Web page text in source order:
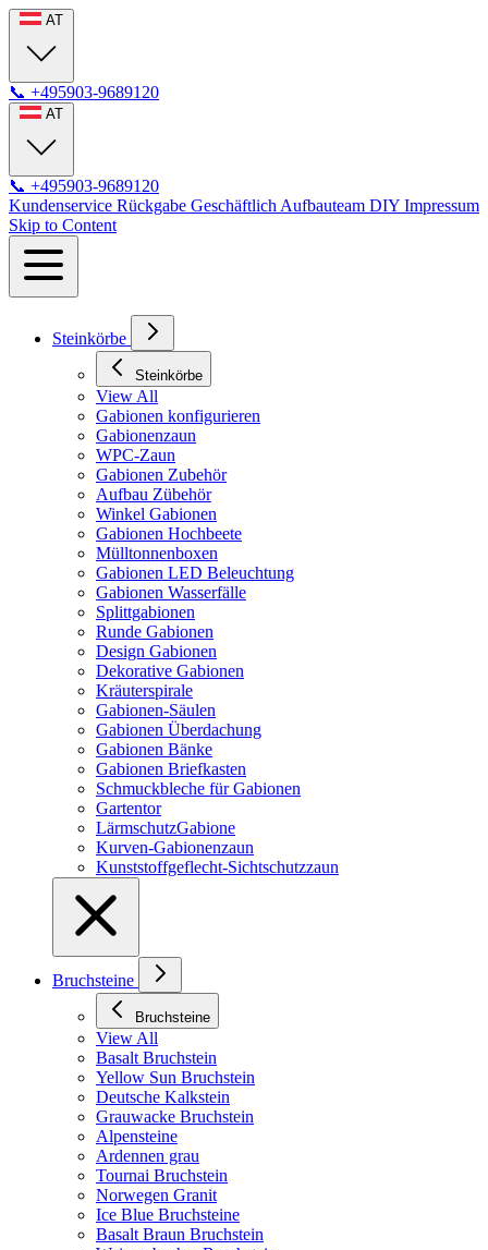
AT
📞 +495903-9689120
AT
📞 +495903-9689120
Kundenservice Rückgabe Geschäftlich Aufbauteam DIY Impressum
Skip to Content
Steinkörbe
Steinkörbe
View All
Gabionen konfigurieren
Gabionenzaun
WPC-Zaun
Gabionen Zubehör
Aufbau Zübehör
Winkel Gabionen
Gabionen Hochbeete
Mülltonnenboxen
Gabionen LED Beleuchtung
Gabionen Wasserfälle
Splittgabionen
Runde Gabionen
Design Gabionen
Dekorative Gabionen
Kräuterspirale
Gabionen-Säulen
Gabionen Überdachung
Gabionen Bänke
Gabionen Briefkasten
Schmuckbleche für Gabionen
Gartentor
LärmschutzGabione
Kurven-Gabionenzaun
Kunststoffgeflecht-Sichtschutzzaun
Bruchsteine
Bruchsteine
View All
Basalt Bruchstein
Yellow Sun Bruchstein
Deutsche Kalkstein
Grauwacke Bruchstein
Alpensteine
Ardennen grau
Tournai Bruchstein
Norwegen Granit
Ice Blue Bruchsteine
Basalt Braun Bruchstein